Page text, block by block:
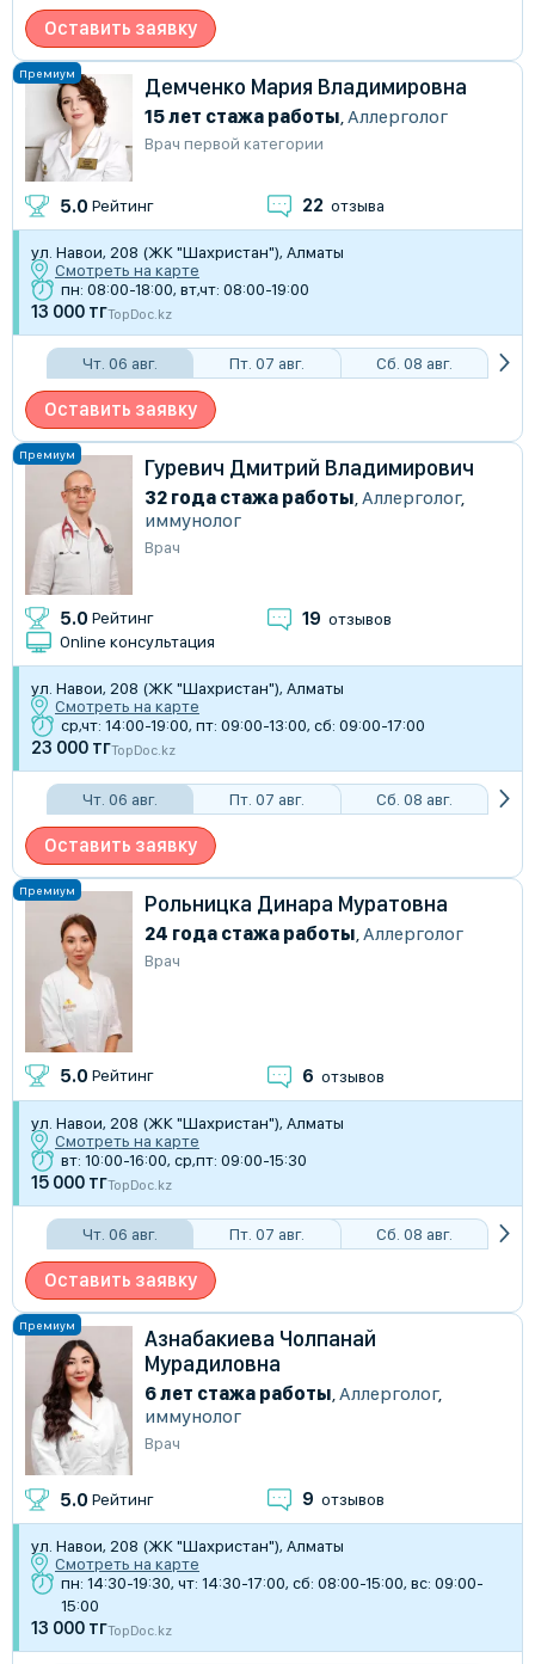
Оставить заявку
Демченко Мария Владимировна
15 лет стажа работы,Аллерголог
Врач первой категории
5.0 Рейтинг 22 отзыва
ул. Навои, 208 (ЖК "Шахристан"), Алматы
Смотреть на карте
пн: 08:00-18:00, вт,чт: 08:00-19:00
13 000 тгTopDoc.kz
Чт. 06 авг. Пт. 07 авг. Сб. 08 авг.
Оставить заявку
Гуревич Дмитрий Владимирович
32 года стажа работы,Аллерголог,
иммунолог
Врач
5.0 Рейтинг 19 отзывов
Online консультация
ул. Навои, 208 (ЖК "Шахристан"), Алматы
Смотреть на карте
ср,чт: 14:00-19:00, пт: 09:00-13:00, сб: 09:00-17:00
23 000 тгTopDoc.kz
Чт. 06 авг. Пт. 07 авг. Сб. 08 авг.
Оставить заявку
Рольницка Динара Муратовна
24 года стажа работы Аллерголог
Врач
5.0 Рейтинг 6 отзывов
ул. Навои, 208 (ЖК "Шахристан"), Алматы
Смотреть на карте
вт: 10:00-16:00, ср,пт: 09:00-15:30
15 000 тгTopDoc.kz
Чт. 06 авг. Пт. 07 авг. Сб. 08 авг.
Оставить заявку
Азнабакиева Чолпанай
Мурадиловна
6 лет стажа работы Аллерголог,
иммунолог
Врач
5.0 Рейтинг 9 отзывов
ул. Навои, 208 (ЖК "Шахристан"), Алматы
Смотреть на карте
пн: 14:30-19:30, чт: 14:30-17:00, сб: 08:00-15:00, вс: 09:00-
15:00
13 000 тгTopDoc.kz